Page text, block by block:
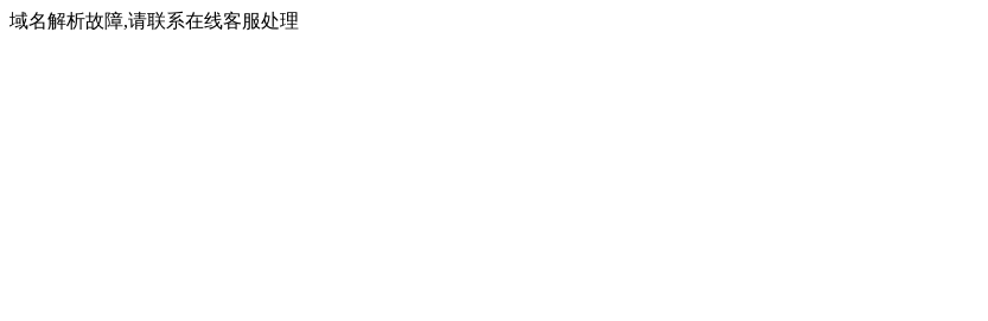
域名解析故障,请联系在线客服处理